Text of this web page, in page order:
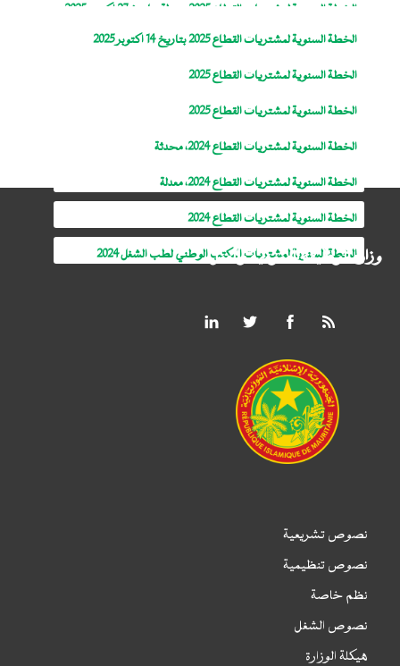
الخطة السنوية لمشتريات القطاع 2025، معدلة بتاريخ 27 اكتوبر 2025
الخطة السنوية لمشتريات القطاع 2025 بتاريخ 14 اكتوبر 2025
الخطة السنوية لمشتريات القطاع 2025
الخطة السنوية لمشتريات القطاع 2025
الخطة السنوية لمشتريات القطاع 2024، محدثة
الخطة السنوية لمشتريات القطاع 2024، معدلة
الخطة السنوية لمشتريات القطاع 2024
الخطة السنوية لمشتريات المكتب الوطني لطب الشغل 2024
وزارة الوظيفة العمومية والعمل
نصوص تشريعية
نصوص تنظيمية
نظم خاصة
نصوص الشغل
هيكلة الوزارة